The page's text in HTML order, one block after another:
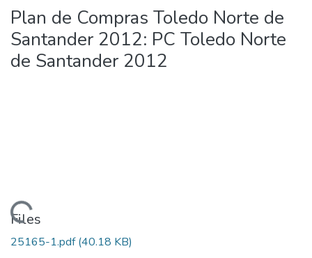
Plan de Compras Toledo Norte de
Santander 2012: PC Toledo Norte
de Santander 2012
Loading...
Files
25165-1.pdf(40.18 KB)